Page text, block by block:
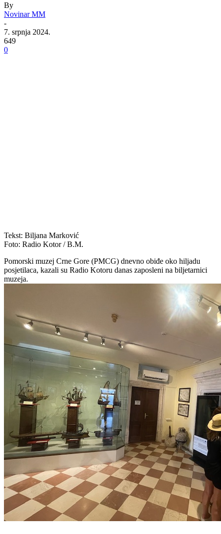
By
Novinar MM
-
7. srpnja 2024.
649
0
Tekst: Biljana Marković
Foto: Radio Kotor / B.M.
Pomorski muzej Crne Gore (PMCG) dnevno obiđe oko hiljadu
posjetilaca, kazali su Radio Kotoru danas zaposleni na biljetarnici
muzeja.